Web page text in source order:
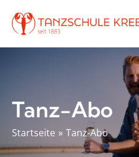
Inhalt
springen
Tanz-Abo
Startseite Tanz-Abo